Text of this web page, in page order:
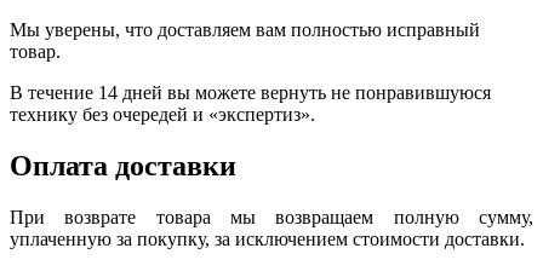
Мы уверены, что доставляем вам полностью исправный
товар.
В течение 14 дней вы можете вернуть не понравившуюся
технику без очередей и «экспертиз».
Оплата доставки
При возврате товара мы возвращаем полную сумму,
уплаченную за покупку, за исключением стоимости доставки.